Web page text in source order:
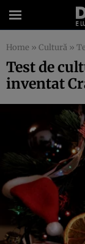
Home » Cultură »
Test de
inventat